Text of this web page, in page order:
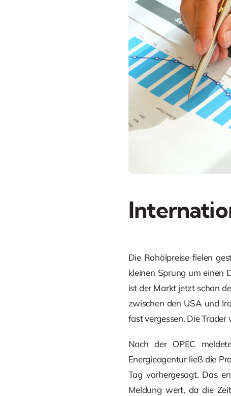
Die Rohölpreise fielen
kleinen Sprung um einen
ist der Markt jetzt schon
zwischen den USA und
fast vergessen. Die
Nach der OPEC
Energieagentur ließ die
Tag vorhergesagt. Das
Meldung wert, da die